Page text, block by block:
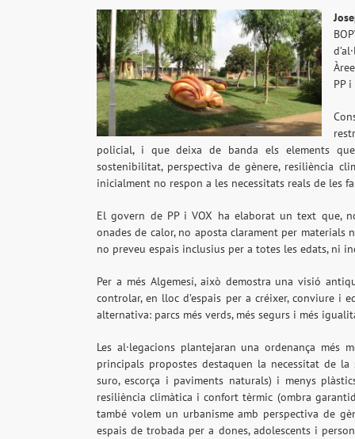
PP i
policial, i que deixa de banda els elements
sostenibilitat, perspectiva de gènere, resiliència
inicialment no respon a les necessitats reals de les
El govern de PP i VOX ha elaborat un text que,
onades de calor, no aposta clarament per
no preveu espais inclusius per a totes les edats, ni
Per a més Algemesí, això demostra una visió
controlar, en lloc d’espais per a créixer, conviure i
alternativa: parcs més verds, més segurs i més
Les al·legacions plantejaran una ordenança més
principals propostes destaquen la necessitat de
suro, escorça i paviments naturals) i menys
resiliència climàtica i confort tèrmic (ombra
també volem un urbanisme amb perspectiva de
espais de trobada per a dones, adolescents i